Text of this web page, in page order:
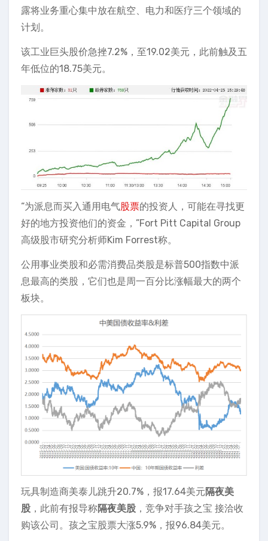
露将业务重心集中放在航空、电力和医疗三个领域的
计划。
该工业巨头股价急挫7.2%，至19.02美元，此前触及五
年低位的18.75美元。
“为派息而买入通用电气股票的投资人，可能在寻找更
好的地方投资他们的资金，”Fort Pitt Capital Group
高级股市研究分析师Kim Forrest称。
公用事业类股和必需消费品类股是标普500指数中派
息最高的类股，它们也是周一百分比涨幅最大的两个
板块。
玩具制造商美泰儿跳升20.7%，报17.64美元隔夜美
股 ，此前有报导称隔夜美股 ，竞争对手孩之宝 接洽收
购该公司。孩之宝股票大涨5.9%，报96.84美元。